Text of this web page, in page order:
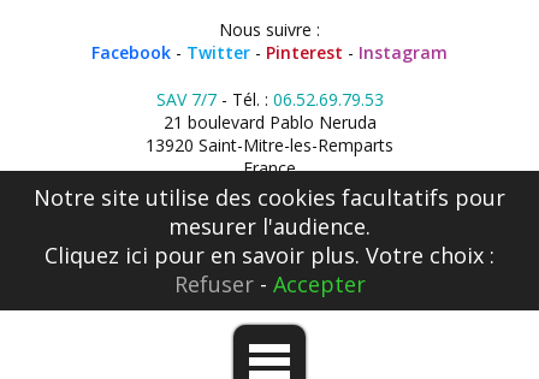
Nous suivre :
Facebook - Twitter - Pinterest - Instagram
SAV 7/7- Tél. : 06.52.69.79.53
21 boulevard Pablo Neruda
13920 Saint-Mitre-les-Remparts
France
Notre site utilise des cookies facultatifs pour
mesurer l'audience.
Cliquez ici pour en savoir plus. Votre choix :
Refuser- Accepter